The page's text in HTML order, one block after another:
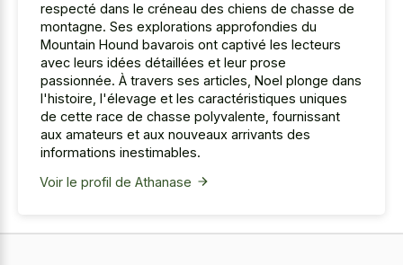
respecté dans le créneau des chiens de chasse de
montagne. Ses explorations approfondies du
Mountain Hound bavarois ont captivé les lecteurs
avec leurs idées détaillées et leur prose
passionnée. À travers ses articles, Noel plonge dans
l'histoire, l'élevage et les caractéristiques uniques
de cette race de chasse polyvalente, fournissant
aux amateurs et aux nouveaux arrivants des
informations inestimables.
Voir le profil de Athanase